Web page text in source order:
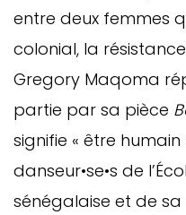
entre deux femmes
colonial, la
Gregory Maqoma
partie par sa pièce
signifie « être
danseur•se•s de
sénégalaise et de